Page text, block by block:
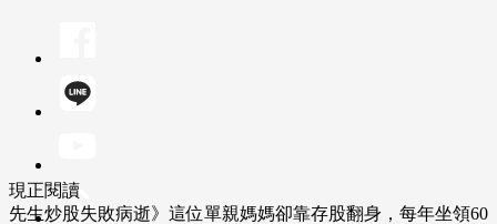
現正閱讀
先生炒股失敗病逝》這位單親媽媽卻靠存股翻身，每年坐領60